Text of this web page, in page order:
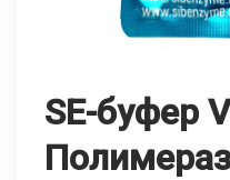
SE-буфер